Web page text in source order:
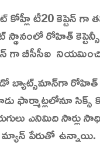
కోహ్లీ టీ20 కెప్టెన్
రోహిత్
గా బీసీసీఐ
రోహిత్
సిక్స్
ఎనిమిది
మ్యాన్ పేరుతో ఉన్నాయి.